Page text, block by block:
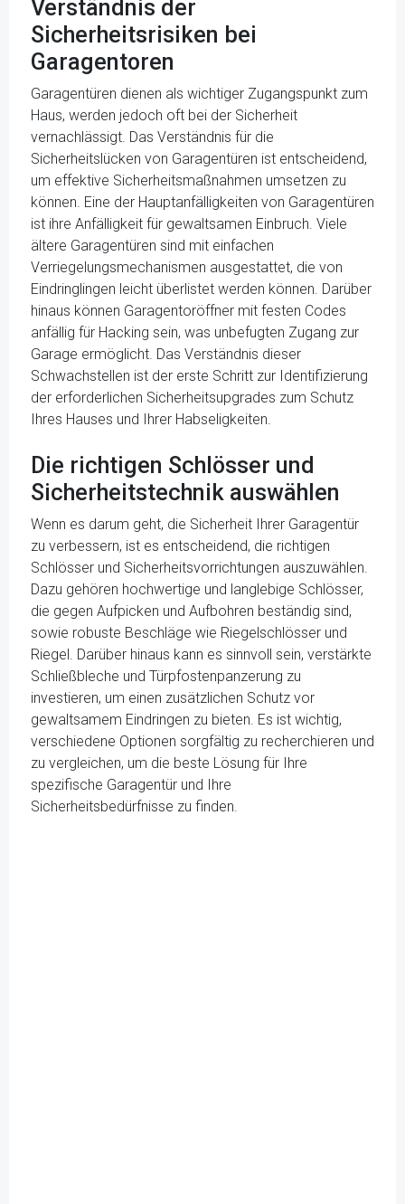
Verständnis der
Sicherheitsrisiken bei
Garagentoren
Garagentüren dienen als wichtiger Zugangspunkt zum
Haus, werden jedoch oft bei der Sicherheit
vernachlässigt. Das Verständnis für die
Sicherheitslücken von Garagentüren ist entscheidend,
um effektive Sicherheitsmaßnahmen umsetzen zu
können. Eine der Hauptanfälligkeiten von Garagentüren
ist ihre Anfälligkeit für gewaltsamen Einbruch. Viele
ältere Garagentüren sind mit einfachen
Verriegelungsmechanismen ausgestattet, die von
Eindringlingen leicht überlistet werden können. Darüber
hinaus können Garagentoröffner mit festen Codes
anfällig für Hacking sein, was unbefugten Zugang zur
Garage ermöglicht. Das Verständnis dieser
Schwachstellen ist der erste Schritt zur Identifizierung
der erforderlichen Sicherheitsupgrades zum Schutz
Ihres Hauses und Ihrer Habseligkeiten.
Die richtigen Schlösser und
Sicherheitstechnik auswählen
Wenn es darum geht, die Sicherheit Ihrer Garagentür
zu verbessern, ist es entscheidend, die richtigen
Schlösser und Sicherheitsvorrichtungen auszuwählen.
Dazu gehören hochwertige und langlebige Schlösser,
die gegen Aufpicken und Aufbohren beständig sind,
sowie robuste Beschläge wie Riegelschlösser und
Riegel. Darüber hinaus kann es sinnvoll sein, verstärkte
Schließbleche und Türpfostenpanzerung zu
investieren, um einen zusätzlichen Schutz vor
gewaltsamem Eindringen zu bieten. Es ist wichtig,
verschiedene Optionen sorgfältig zu recherchieren und
zu vergleichen, um die beste Lösung für Ihre
spezifische Garagentür und Ihre
Sicherheitsbedürfnisse zu finden.